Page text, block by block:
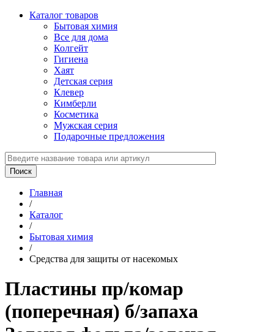
Каталог товаров
Бытовая химия
Все для дома
Колгейт
Гигиена
Хаят
Детская серия
Клевер
Кимберли
Косметика
Мужская серия
Подарочные предложения
Главная
/
Каталог
/
Бытовая химия
/
Средства для защиты от насекомых
Пластины пр/комар
(поперечная) б/запаха